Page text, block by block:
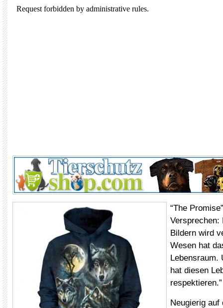
“The
Versprechen:
Bildern wird
Wesen hat
Lebensraum.
hat diesen
respektieren.”
Neugierig auf